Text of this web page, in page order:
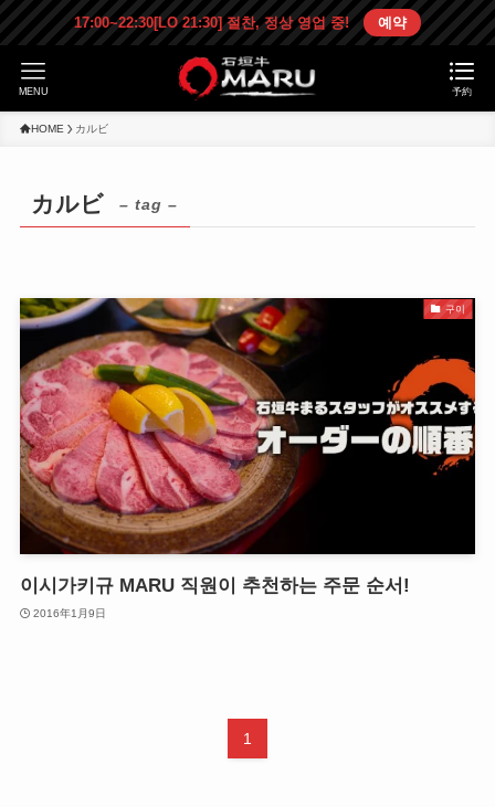
17:00~22:30[LO 21:30] 절찬, 정상 영업 중! 예약
予約
MENU
HOME カルビ
カルビ – tag –
구이
이시가키규 MARU 직원이 추천하는 주문 순서!
2016年1月9日
1